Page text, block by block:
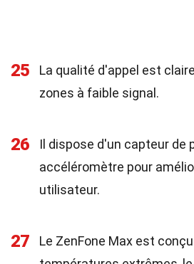
25
La qualité d'appel est
zones à faible signal.
26
Il dispose d'un capteur de
accéléromètre pour
utilisateur.
27
Le ZenFone Max est